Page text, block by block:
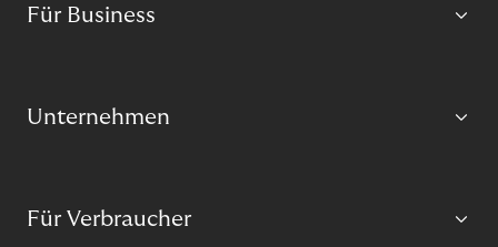
Für Business
Unternehmen
Für Verbraucher